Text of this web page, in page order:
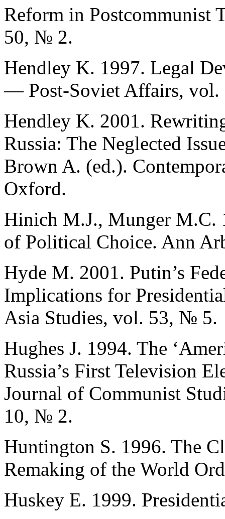
Reform in
50, № 2.
Hendley K. 1997. Legal
— Post-Soviet Affairs,
Hendley K. 2001.
Russia: The Neglected
Brown A. (ed.).
Oxford.
Hinich M.J., Munger M.C.
of Political Choice. Ann
Hyde M. 2001. Putin’s
Implications for
Asia Studies, vol. 53, № 5.
Hughes J. 1994. The
Russia’s First Television
Journal of Communist
10, № 2.
Huntington S. 1996. The
Remaking of the World
Huskey E. 1999.